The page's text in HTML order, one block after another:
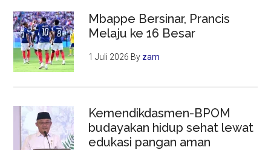
Mbappe Bersinar, Prancis
Melaju ke 16 Besar
1 Juli 2026 By zam
Kemendikdasmen-BPOM
budayakan hidup sehat lewat
edukasi pangan aman